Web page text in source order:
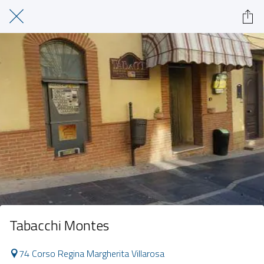
Tabacchi Montes
74 Corso Regina Margherita Villarosa